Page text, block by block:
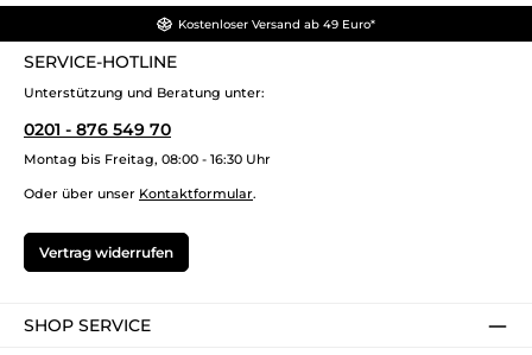
Kostenloser Versand ab 49 Euro*
SERVICE-HOTLINE
Unterstützung und Beratung unter:
0201 - 876 549 70
Montag bis Freitag, 08:00 - 16:30 Uhr
Oder über unser Kontaktformular.
Vertrag widerrufen
SHOP SERVICE